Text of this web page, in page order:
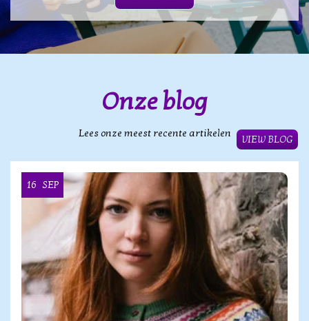
Onze blog
Lees onze meest recente artikelen
VIEW BLOG
16 SEP